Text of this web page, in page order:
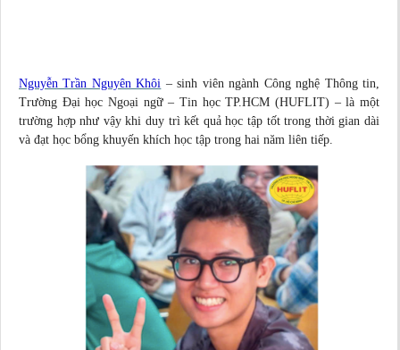
Nguyễn Trần Nguyên Khôi – sinh viên ngành Công nghệ Thông tin,
Trường Đại học Ngoại ngữ – Tin học TP.HCM (HUFLIT) – là một
trường hợp như vậy khi duy trì kết quả học tập tốt trong thời gian dài
và đạt học bổng khuyến khích học tập trong hai năm liên tiếp.